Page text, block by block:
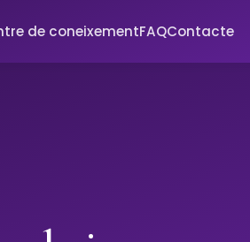
de coneixementFAQContacte